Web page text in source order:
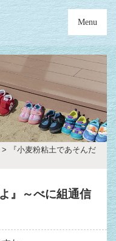
Menu
>
『小麦粉粘土であそんだ
』～べに組通信